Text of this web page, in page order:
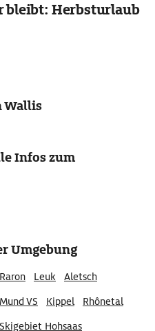
bleibt: Herbsturlaub
Wallis
Infos zum
Umgebung
Raron Leuk
Aletsch
Mund VS Kippel
Rhônetal
Skigebiet Hohsaas